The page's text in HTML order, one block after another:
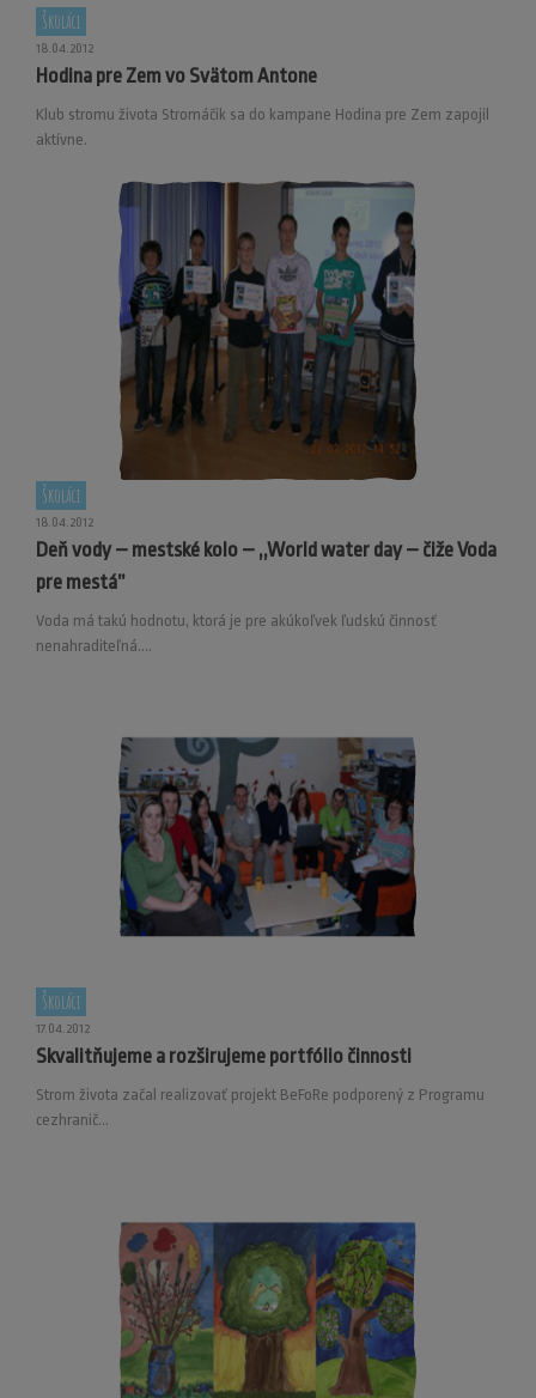
Školáci
18.04.2012
Hodina pre Zem vo Svätom Antone
Klub stromu života Stromáčik sa do kampane Hodina pre Zem zapojil
aktívne.
Školáci
18.04.2012
Deň vody – mestské kolo – ,,World water day – čiže Voda
pre mestá”
Voda má takú hodnotu, ktorá je pre akúkoľvek ľudskú činnosť
nenahraditeľná....
Školáci
17.04.2012
Skvalitňujeme a rozširujeme portfólio činnosti
Strom života začal realizovať projekt BeFoRe podporený z Programu
cezhranič...